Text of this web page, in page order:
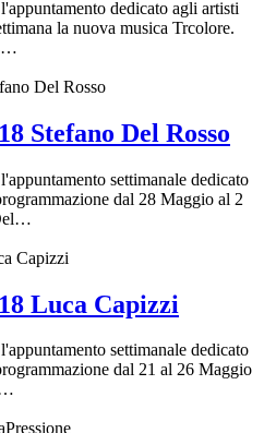
dedicato agli artisti
la nuova musica Trcolore.
…
Stefano Del Rosso
settimanale dedicato
dal 28 Maggio al 2
…
Luca Capizzi
settimanale dedicato
dal 21 al 26 Maggio